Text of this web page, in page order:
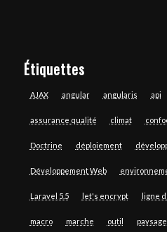
Étiquettes
AJAX angular angularjs api
assurance qualité climat
Doctrine déploiement
Développement Web
Laravel 5.5 let's encrypt ligne
macro marche outil paysage